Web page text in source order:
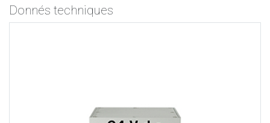
Donnés techniques